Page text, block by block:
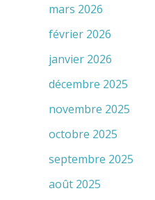
mars 2026
février 2026
janvier 2026
décembre 2025
novembre 2025
octobre 2025
septembre 2025
août 2025